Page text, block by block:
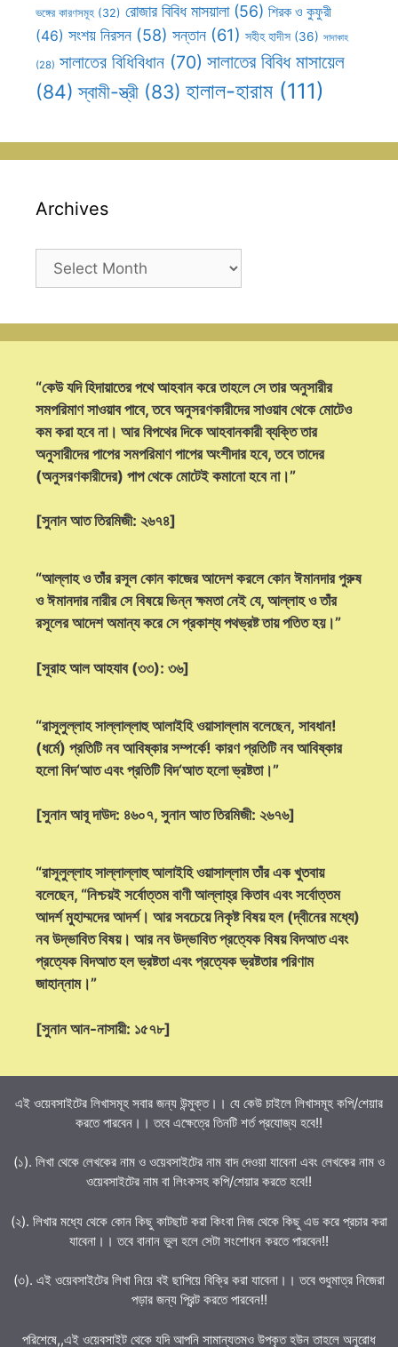
ভঙ্গের কারণসমূহ (32) রোজার বিবিধ মাসয়ালা(56) শিরক ও কুফুরী
(46) সংশয় নিরসন (58) সন্তান (61) সহীহ হাদীস (36) সাদাকাহ
(28) সালাতের বিধিবিধান (70) সালাতের বিবিধ মাসায়েল
(84) স্বামী-স্ত্রী (83) হালাল-হারাম (111)
Archives
Archives
“কেউ যদি হিদায়াতের পথে আহবান করে তাহলে সে তার অনুসারীর
সমপরিমাণ সাওয়াব পাবে, তবে অনুসরণকারীদের সাওয়াব থেকে মোটেও
কম করা হবে না। আর বিপথের দিকে আহবানকারী ব্যক্তি তার
অনুসারীদের পাপের সমপরিমাণ পাপের অংশীদার হবে, তবে তাদের
(অনুসরণকারীদের) পাপ থেকে মোটেই কমানো হবে না।”
[সুনান আত তিরমিজী: ২৬৭৪]
“আল্লাহ ও তাঁর রসূল কোন কাজের আদেশ করলে কোন ঈমানদার পুরুষ
ও ঈমানদার নারীর সে বিষয়ে ভিন্ন ক্ষমতা নেই যে, আল্লাহ ও তাঁর
রসূলের আদেশ অমান্য করে সে প্রকাশ্য পথভ্রষ্ট তায় পতিত হয়।”
[সূরাহ আল আহযাব (৩৩): ৩৬]
“রাসূলুল্লাহ সাল্লাল্লাহু আলাইহি ওয়াসাল্লাম বলেছেন, সাবধান!
(ধর্মে) প্রতিটি নব আবিষ্কার সম্পর্কে! কারণ প্রতিটি নব আবিষ্কার
হলো বিদ‘আত এবং প্রতিটি বিদ‘আত হলো ভ্রষ্টতা।”
[সুনান আবূ দাউদ: ৪৬০৭, সুনান আত তিরমিজী: ২৬৭৬]
“রাসূলুল্লাহ সাল্লাল্লাহু আলাইহি ওয়াসাল্লাম তাঁর এক খুতবায়
বলেছেন, “নিশ্চয়ই সর্বোত্তম বাণী আল্লাহ্‌র কিতাব এবং সর্বোত্তম
আদর্শ মুহাম্মদের আদর্শ। আর সবচেয়ে নিকৃষ্ট বিষয় হল (দ্বীনের মধ্যে)
নব উদ্ভাবিত বিষয়। আর নব উদ্ভাবিত প্রত্যেক বিষয় বিদআত এবং
প্রত্যেক বিদআত হল ভ্রষ্টতা এবং প্রত্যেক ভ্রষ্টতার পরিণাম
জাহান্নাম।”
[সুনান আন-নাসায়ী: ১৫৭৮]
এই ওয়েবসাইটের লিখাসমূহ সবার জন্য উন্মুক্ত।। যে কেউ চাইলে লিখাসমূহ কপি/শেয়ার
করতে পারবেন।। তবে এক্ষেত্রে তিনটি শর্ত প্রযোজ্য হবে!!
(১). লিখা থেকে লেখকের নাম ও ওয়েবসাইটের নাম বাদ দেওয়া যাবেনা এবং লেখকের নাম ও
ওয়েবসাইটের নাম বা লিংকসহ কপি/শেয়ার করতে হবে!!
(২). লিখার মধ্যে থেকে কোন কিছু কাটছাট করা কিংবা নিজ থেকে কিছু এড করে প্রচার করা
যাবেনা।। তবে বানান ভুল হলে সেটা সংশোধন করতে পারবেন!!
(৩). এই ওয়েবসাইটের লিখা নিয়ে বই ছাপিয়ে বিক্রি করা যাবেনা।। তবে শুধুমাত্র নিজেরা
পড়ার জন্য প্রিন্ট করতে পারবেন!!
পরিশেষে,,এই ওয়েবসাইট থেকে যদি আপনি সামান্যতমও উপকৃত হউন তাহলে অনুরোধ